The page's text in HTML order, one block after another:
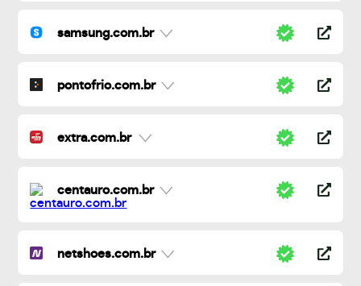
samsung.com.br
pontofrio.com.br
extra.com.br
centauro.com.br
netshoes.com.br